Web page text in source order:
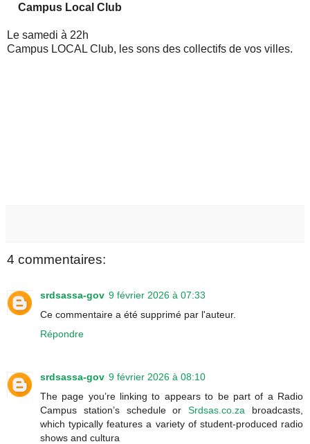
Campus Local Club
Le samedi à 22h
Campus LOCAL Club, les sons des collectifs de vos villes.
4 commentaires:
srdsassa-gov 9 février 2026 à 07:33
Ce commentaire a été supprimé par l'auteur.
Répondre
srdsassa-gov 9 février 2026 à 08:10
The page you’re linking to appears to be part of a Radio
Campus station’s schedule orSrdsas.co.za broadcasts,
which typically features a variety of student-produced radio
shows and cultura